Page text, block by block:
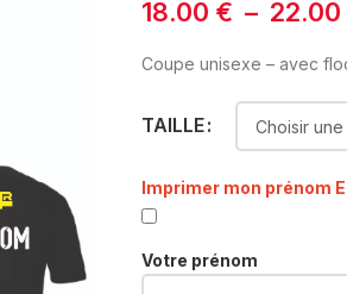
18.00 € – 22.00
Coupe unisexe – avec
TAILLE
Imprimer mon prénom
Votre prénom